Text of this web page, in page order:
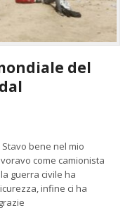
del
bene nel mio
come camionista
guerra civile ha
infine ci ha